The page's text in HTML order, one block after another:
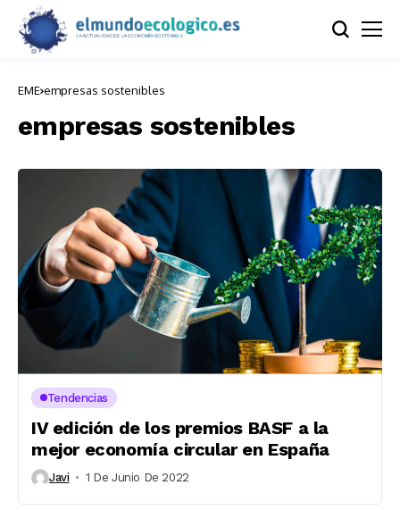
EME empresas sostenibles
empresas sostenibles
Tendencias
IV edición de los premios BASF a la
mejor economía circular en España
Javi 1 De Junio De 2022